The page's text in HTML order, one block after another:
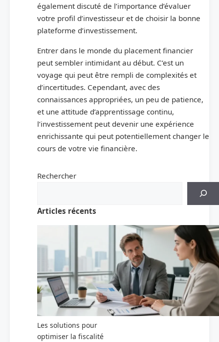
également discuté de l’importance d’évaluer
votre profil d’investisseur et de choisir la bonne
plateforme d’investissement.
Entrer dans le monde du placement financier
peut sembler intimidant au début. C’est un
voyage qui peut être rempli de complexités et
d’incertitudes. Cependant, avec des
connaissances appropriées, un peu de patience,
et une attitude d’apprentissage continu,
l’investissement peut devenir une expérience
enrichissante qui peut potentiellement changer le
cours de votre vie financière.
Rechercher
Articles récents
Les solutions pour
optimiser la fiscalité